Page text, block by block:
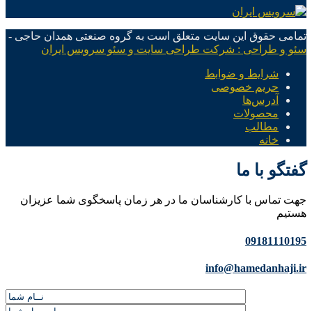
تمامی حقوق این سایت متعلق است به گروه صنعتی همدان حاجی -
سئو و طراحی : شرکت طراحی سایت و سئو سرویس ایران
شرایط و ضوابط
حریم خصوصی
آدرس‌ها
محصولات
مطالب
خانه
گفتگو با ما
جهت تماس با کارشناسان ما در هر زمان پاسخگوی شما عزیزان
هستیم
09181110195
info@hamedanhaji.ir